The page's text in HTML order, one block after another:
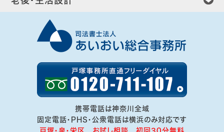
携帯電話は神奈川全域
固定電話・PHS・公衆電話は横浜のみ対応です
戸塚・泉・栄区 お試し相談 初回30分無料